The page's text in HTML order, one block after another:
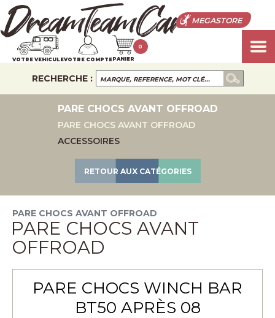
MEGASTORE
VOTRE VEHICULEVOTRE COMPTEPANIER
0
RECHERCHE :
PARE CHOCS AVANT OFFROAD
PARE CHOCS AVANT OFFROAD
ACCESSOIRES
RETOUR AUX CATÉGORIES
PARE CHOCS AVANT OFFROAD
PARE CHOCS AVANT
OFFROAD
PARE CHOCS WINCH BAR
BT50 APRÈS 08